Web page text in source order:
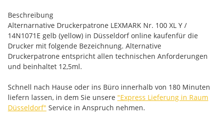
Beschreibung
Alternarnative Druckerpatrone LEXMARK Nr. 100 XL Y /
14N1071E gelb (yellow) in Düsseldorf online kaufenfür die
Drucker mit folgende Bezeichnung. Alternative
Druckerpatrone entspricht allen technischen Anforderungen
und beinhaltet 12,5ml.
Schnell nach Hause oder ins Büro innerhalb von 180 Minuten
liefern lassen, in dem Sie unsere "Express Lieferung in Raum
Düsseldorf" Service in Anspruch nehmen.